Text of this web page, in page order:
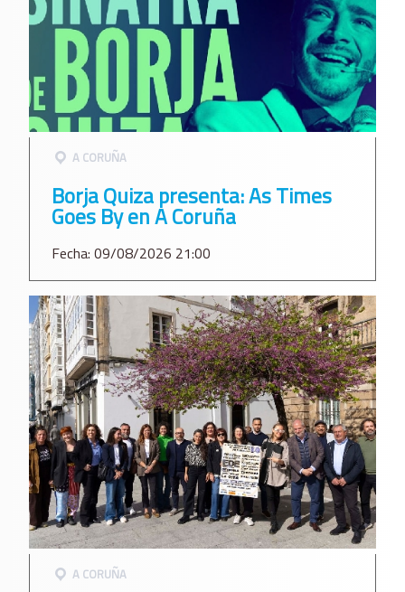
A CORUÑA
Borja Quiza presenta: As Times
Goes By en A Coruña
Fecha: 09/08/2026 21:00
A CORUÑA